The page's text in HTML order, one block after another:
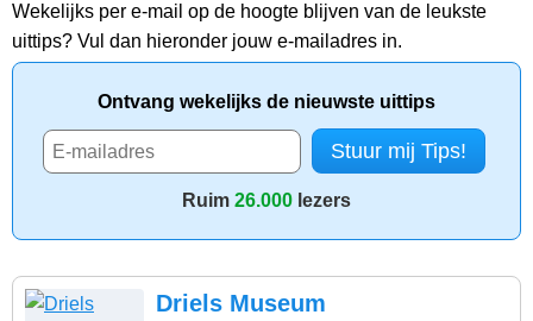
Wekelijks per e-mail op de hoogte blijven van de leukste
uittips? Vul dan hieronder jouw e-mailadres in.
Ontvang wekelijks de nieuwste uittips
Ruim 26.000 lezers
Driels Museum